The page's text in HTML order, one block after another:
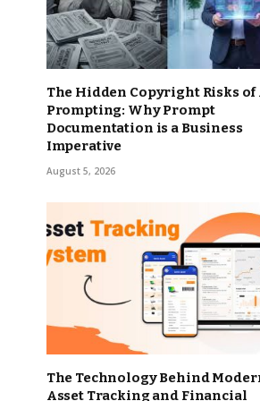
The Hidden Copyright Risks of
Prompting: Why Prompt
Documentation is a Business
Imperative
August 5, 2026
The Technology Behind
Asset Tracking and Financial